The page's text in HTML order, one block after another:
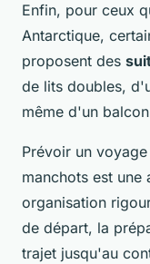
Enfin, pour ceux
Antarctique,
proposent des
de lits doubles,
même d'un
Prévoir un
manchots est une
organisation
de départ, la
trajet jusqu'au